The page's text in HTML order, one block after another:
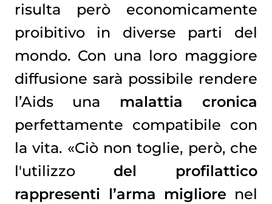
risulta però economicamente
proibitivo in diverse parti del
mondo. Con una loro maggiore
diffusione sarà possibile rendere
l’Aids una malattia cronica
perfettamente compatibile con
la vita. «Ciò non toglie, però, che
l'utilizzo del profilattico
rappresenti l’arma migliore nel